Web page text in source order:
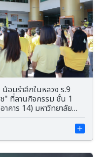
อมรำลึกในหลวง ร.9
" ที่ลานกิจกรรม ชั้น 1
าคาร 14) มหาวิทยาลัย